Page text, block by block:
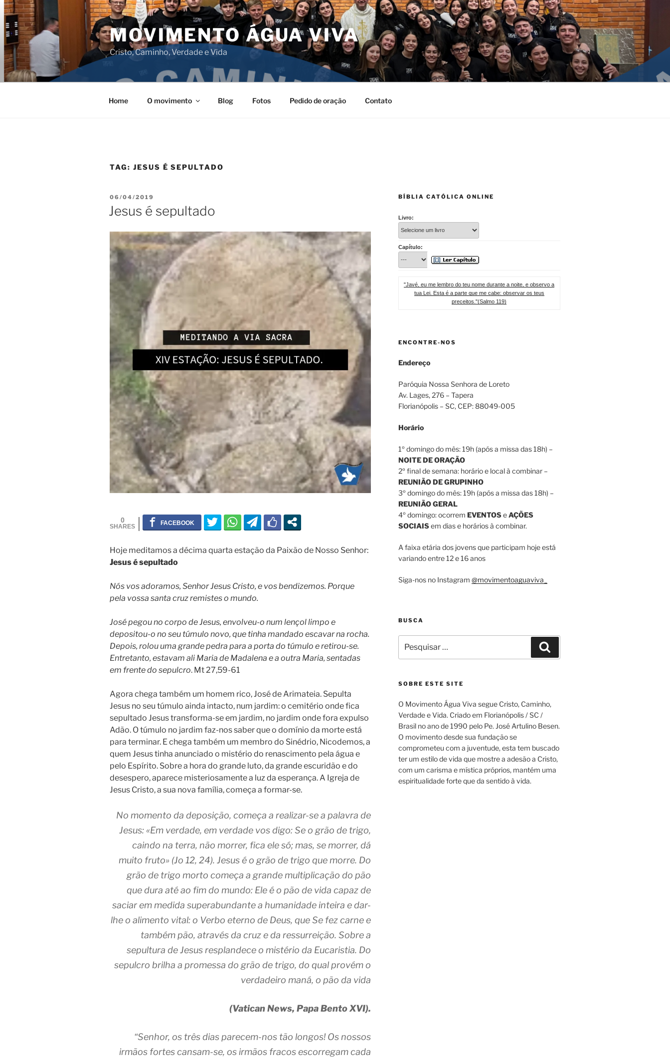
Pular
para
conteúdo
MOVIMENTO ÁGUA VIVA
Cristo, Caminho, Verdade e Vida
Home O movimento Blog Fotos Pedido de oração Contato
TAG: JESUS É SEPULTADO
PUBLICADO
EM
06/04/2019
Jesus é sepultado
0
Hoje meditamos a décima quarta estação da Paixão de Nosso Senhor:
Jesus é sepultado
Nós vos adoramos, Senhor Jesus Cristo, e vos bendizemos. Porque
pela vossa santa cruz remistes o mundo.
José pegou no corpo de Jesus, envolveu-o num lençol limpo e
depositou-o no seu túmulo novo, que tinha mandado escavar na rocha.
Depois, rolou uma grande pedra para a porta do túmulo e retirou-se.
Entretanto, estavam ali Maria de Madalena e a outra Maria, sentadas
em frente do sepulcro. Mt 27,59-61
Agora chega também um homem rico, José de Arimateia. Sepulta
Jesus no seu túmulo ainda intacto, num jardim: o cemitério onde fica
sepultado Jesus transforma-se em jardim, no jardim onde fora expulso
Adão. O túmulo no jardim faz-nos saber que o domínio da morte está
para terminar. E chega também um membro do Sinédrio, Nicodemos, a
quem Jesus tinha anunciado o mistério do renascimento pela água e
pelo Espírito. Sobre a hora do grande luto, da grande escuridão e do
desespero, aparece misteriosamente a luz da esperança. A Igreja de
Jesus Cristo, a sua nova família, começa a formar-se.
No momento da deposição, começa a realizar-se a palavra de
Jesus: «Em verdade, em verdade vos digo: Se o grão de trigo,
caindo na terra, não morrer, fica ele só; mas, se morrer, dá
muito fruto» (Jo 12, 24). Jesus é o grão de trigo que morre. Do
grão de trigo morto começa a grande multiplicação do pão
que dura até ao fim do mundo: Ele é o pão de vida capaz de
saciar em medida superabundante a humanidade inteira e dar-
lhe o alimento vital: o Verbo eterno de Deus, que Se fez carne e
também pão, através da cruz e da ressurreição. Sobre a
sepultura de Jesus resplandece o mistério da Eucaristia. Do
sepulcro brilha a promessa do grão de trigo, do qual provém o
verdadeiro maná, o pão da vida
(Vatican News, Papa Bento XVI).
“Senhor, os três dias parecem-nos tão longos! Os nossos
irmãos fortes cansam-se, os irmãos fracos escorregam cada
BÍBLIA CATÓLICA ONLINE
Livro:
Capítulo:
"Javé, eu me lembro do teu nome durante a noite, e observo a
tua Lei. Esta é a parte que me cabe: observar os teus
preceitos."(Salmo 119)
ENCONTRE-NOS
Endereço
Paróquia Nossa Senhora de Loreto
Av. Lages, 276 – Tapera
Florianópolis – SC, CEP: 88049-005
Horário
1º domingo do mês: 19h (após a missa das 18h) –
NOITE DE ORAÇÃO
2º final de semana: horário e local à combinar –
REUNIÃO DE GRUPINHO
3º domingo do mês: 19h (após a missa das 18h) –
REUNIÃO GERAL
4º domingo: ocorrem EVENTOSeAÇÕES
SOCIAISem dias e horários à combinar.
A faixa etária dos jovens que participam hoje está
variando entre 12 e 16 anos
Siga-nos no Instagram @movimentoaguaviva_
BUSCA
por:
SOBRE ESTE SITE
O Movimento Água Viva segue Cristo, Caminho,
Verdade e Vida. Criado em Florianópolis / SC /
Brasil no ano de 1990 pelo Pe. José Artulino Besen.
O movimento desde sua fundação se
comprometeu com a juventude, esta tem buscado
ter um estilo de vida que mostre a adesão a Cristo,
com um carisma e mística próprios, mantém uma
espiritualidade forte que da sentido à vida.